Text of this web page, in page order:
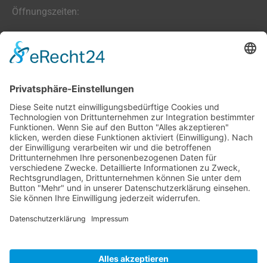
Öffnungszeiten:
Farben, Tapeten, Bodenbeläge:
Mo. – Fr. 8:00 – 18:00 Uhr
Hobby- und Künstlerbedarf:
Mo., Mi., Fr. 10:00 – 15:00 Uhr
Di., Do. 13:00 – 18:00 Uhr
Sa. 9:00 – 12:00 Uhr
03677/202020 (Zentrale + Onlineshop)
(03677) 204847 (Bastelladen)
Oehrenstöcker Str. 4, 98693 Ilmenau